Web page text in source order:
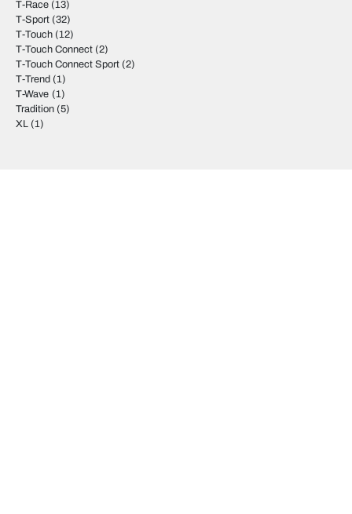
T-Race (13)
T-Sport (32)
T-Touch (12)
T-Touch Connect (2)
T-Touch Connect Sport (2)
T-Trend (1)
T-Wave (1)
Tradition (5)
XL (1)